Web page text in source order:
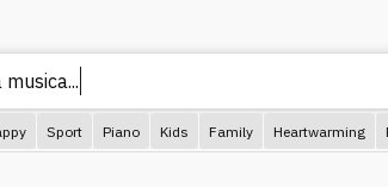
Sport Piano Kids Family Heartwarming